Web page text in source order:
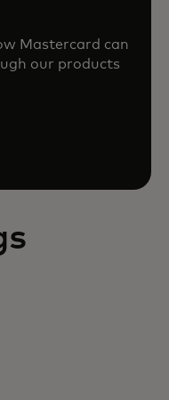
Mastercard can
our products